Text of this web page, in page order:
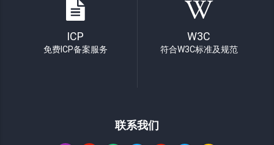
ICP
免费ICP备案服务
W3C
符合W3C标准及规范
联系我们